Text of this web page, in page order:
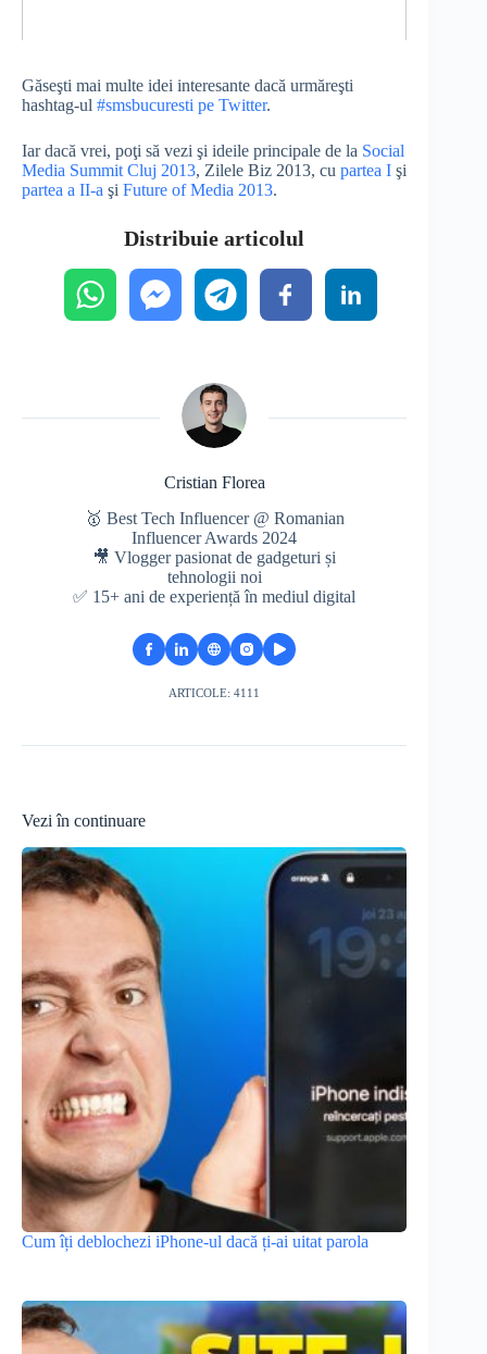
Găseşti mai multe idei interesante dacă urmăreşti
hashtag-ul #smsbucuresti pe Twitter.
Iar dacă vrei, poţi să vezi şi ideile principale de la Social
Media Summit Cluj 2013, Zilele Biz 2013, cu partea I şi
partea a II-a şi Future of Media 2013.
Distribuie articolul
Cristian Florea
🥇 Best Tech Influencer @ Romanian
Influencer Awards 2024
🎥 Vlogger pasionat de gadgeturi și
tehnologii noi
✅ 15+ ani de experiență în mediul digital
ARTICOLE: 4111
Vezi în continuare
Cum îți deblochezi iPhone-ul dacă ți-ai uitat parola